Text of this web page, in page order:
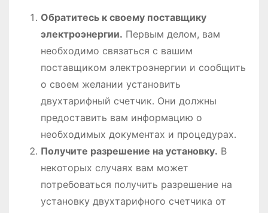
Обратитесь к своему поставщику
электроэнергии․ Первым делом, вам
необходимо связаться с вашим
поставщиком электроэнергии и сообщить
о своем желании установить
двухтарифный счетчик․ Они должны
предоставить вам информацию о
необходимых документах и процедурах․
Получите разрешение на установку․ В
некоторых случаях вам может
потребоваться получить разрешение на
установку двухтарифного счетчика от